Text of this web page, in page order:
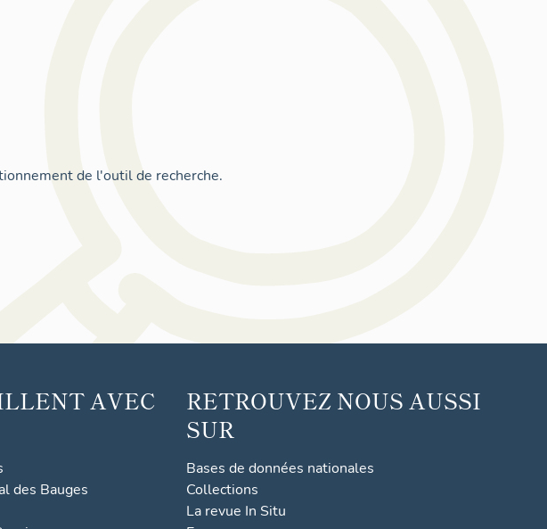
de l'outil de recherche.
AVEC
des Bauges
RETROUVEZ NOUS AUSSI
SUR
Bases de données nationales
Collections
La revue In Situ